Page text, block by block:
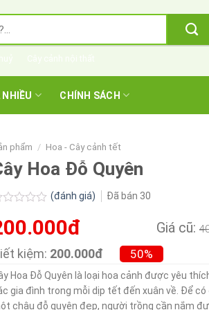
CHÍNH SÁCH
phẩm / Hoa - Cây cảnh tết
Hoa Đỗ Quyên
(đánh giá) Đã bán 30
Giá cũ:
kiệm: 200.000đ 50%
Hoa Đỗ Quyên là loại hoa cảnh được yêu
gia đình trong mỗi dịp tết đến xuân về. Để
chậu đỗ quyên đẹp, người trồng cần nắm